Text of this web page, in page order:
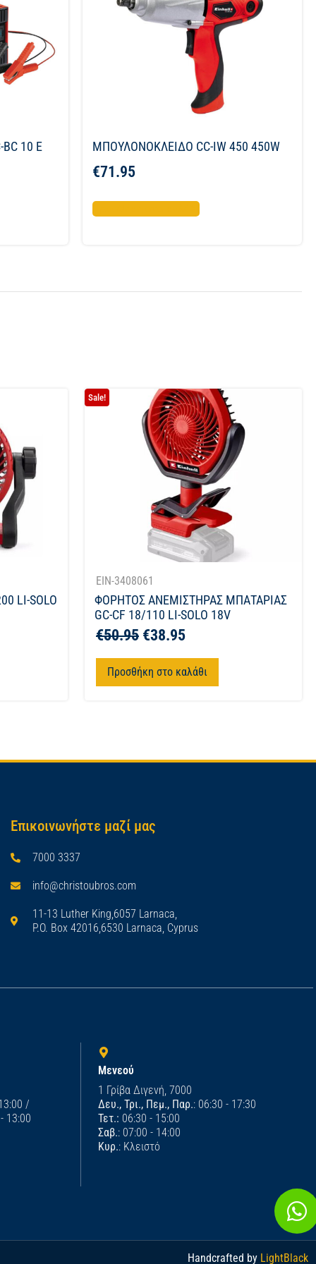
10 E ΜΠΟΥΛΟΝΟΚΛΕΙΔΟ CC-IW 450 450W
€71.95
LI-SOLO
Sale!
EIN-3408061
ΦΟΡΗΤΟΣ ΑΝΕΜΙΣΤΗΡΑΣ ΜΠΑΤΑΡΙΑΣ
GC-CF 18/110 LI-SOLO 18V
€50.95 €38.95
Προσθήκη στο καλάθι
Επικοινωνήστε μαζί μας
7000 3337
info@christoubros.com
11-13 Luther King,6057 Larnaca,
P.O. Box 42016,6530 Larnaca, Cyprus
/
13:00
Μενεού
1 Γρίβα Διγενή, 7000
Δευ., Τρι., Πεμ., Παρ.: 06:30 - 17:30
Τετ.: 06:30 - 15:00
Σαβ.: 07:00 - 14:00
Κυρ.: Κλειστό
Handcrafted by LightBlack